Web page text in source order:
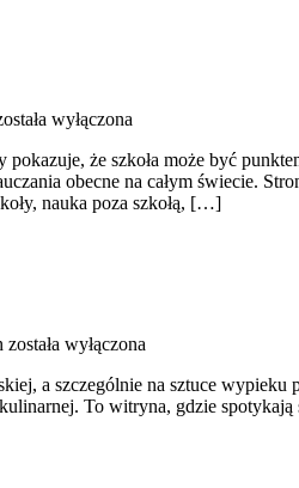
wyłączona
że szkoła może być
obecne na całym świecie.
nauka poza szkołą, […]
została wyłączona
a szczególnie na sztuce wypieku
To witryna, gdzie